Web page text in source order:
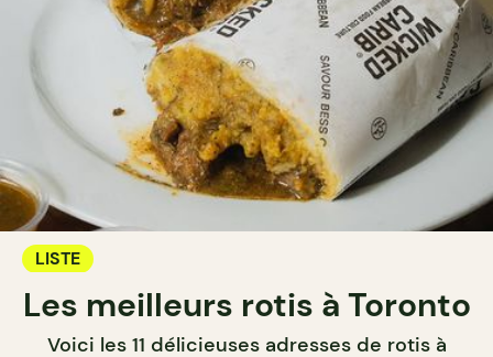
LISTE
Les meilleurs rotis à Toronto
Voici les 11 délicieuses adresses de rotis à